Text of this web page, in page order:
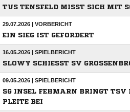
TUS TENSFELD MISST SICH MIT
29.07.2026 | VORBERICHT
EIN SIEG IST GEFORDERT
16.05.2026 | SPIELBERICHT
SLOWY SCHIESST SV
09.05.2026 | SPIELBERICHT
SG INSEL FEHMARN BRINGT TSV
PLEITE BEI